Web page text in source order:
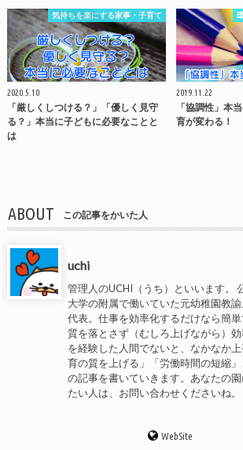
気持ちを楽にする家事・子育て
2020.5.10
「厳しくしつける？」「優しく見守
る？」本当に子どもに必要なことと
は
2019.11.22
「協調性」本
育が変わる！
ABOUT この記事をかいた人
uchi
管理人のUCHI（うち）といいます。
大学の附属で働いていた元幼稚園教
代表。仕事を効率化するだけなら簡
質を落とさず（むしろ上げながら）
を経験した人間でないと、なかなか
育の質を上げる」「労働時間の短縮
の記事を書いていきます。あなたの
たい人は、お問い合わせくださいね。
WebSite